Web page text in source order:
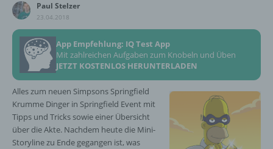
Paul Stelzer
23.04.2018
App Empfehlung: IQ Test App
Mit zahlreichen Aufgaben zum Knobeln und Üben
JETZT KOSTENLOS HERUNTERLADEN
Alles zum neuen Simpsons Springfield
Krumme Dinger in Springfield Event mit
Tipps und Tricks sowie einer Übersicht
über die Akte. Nachdem heute die Mini-
Storyline zu Ende gegangen ist, was